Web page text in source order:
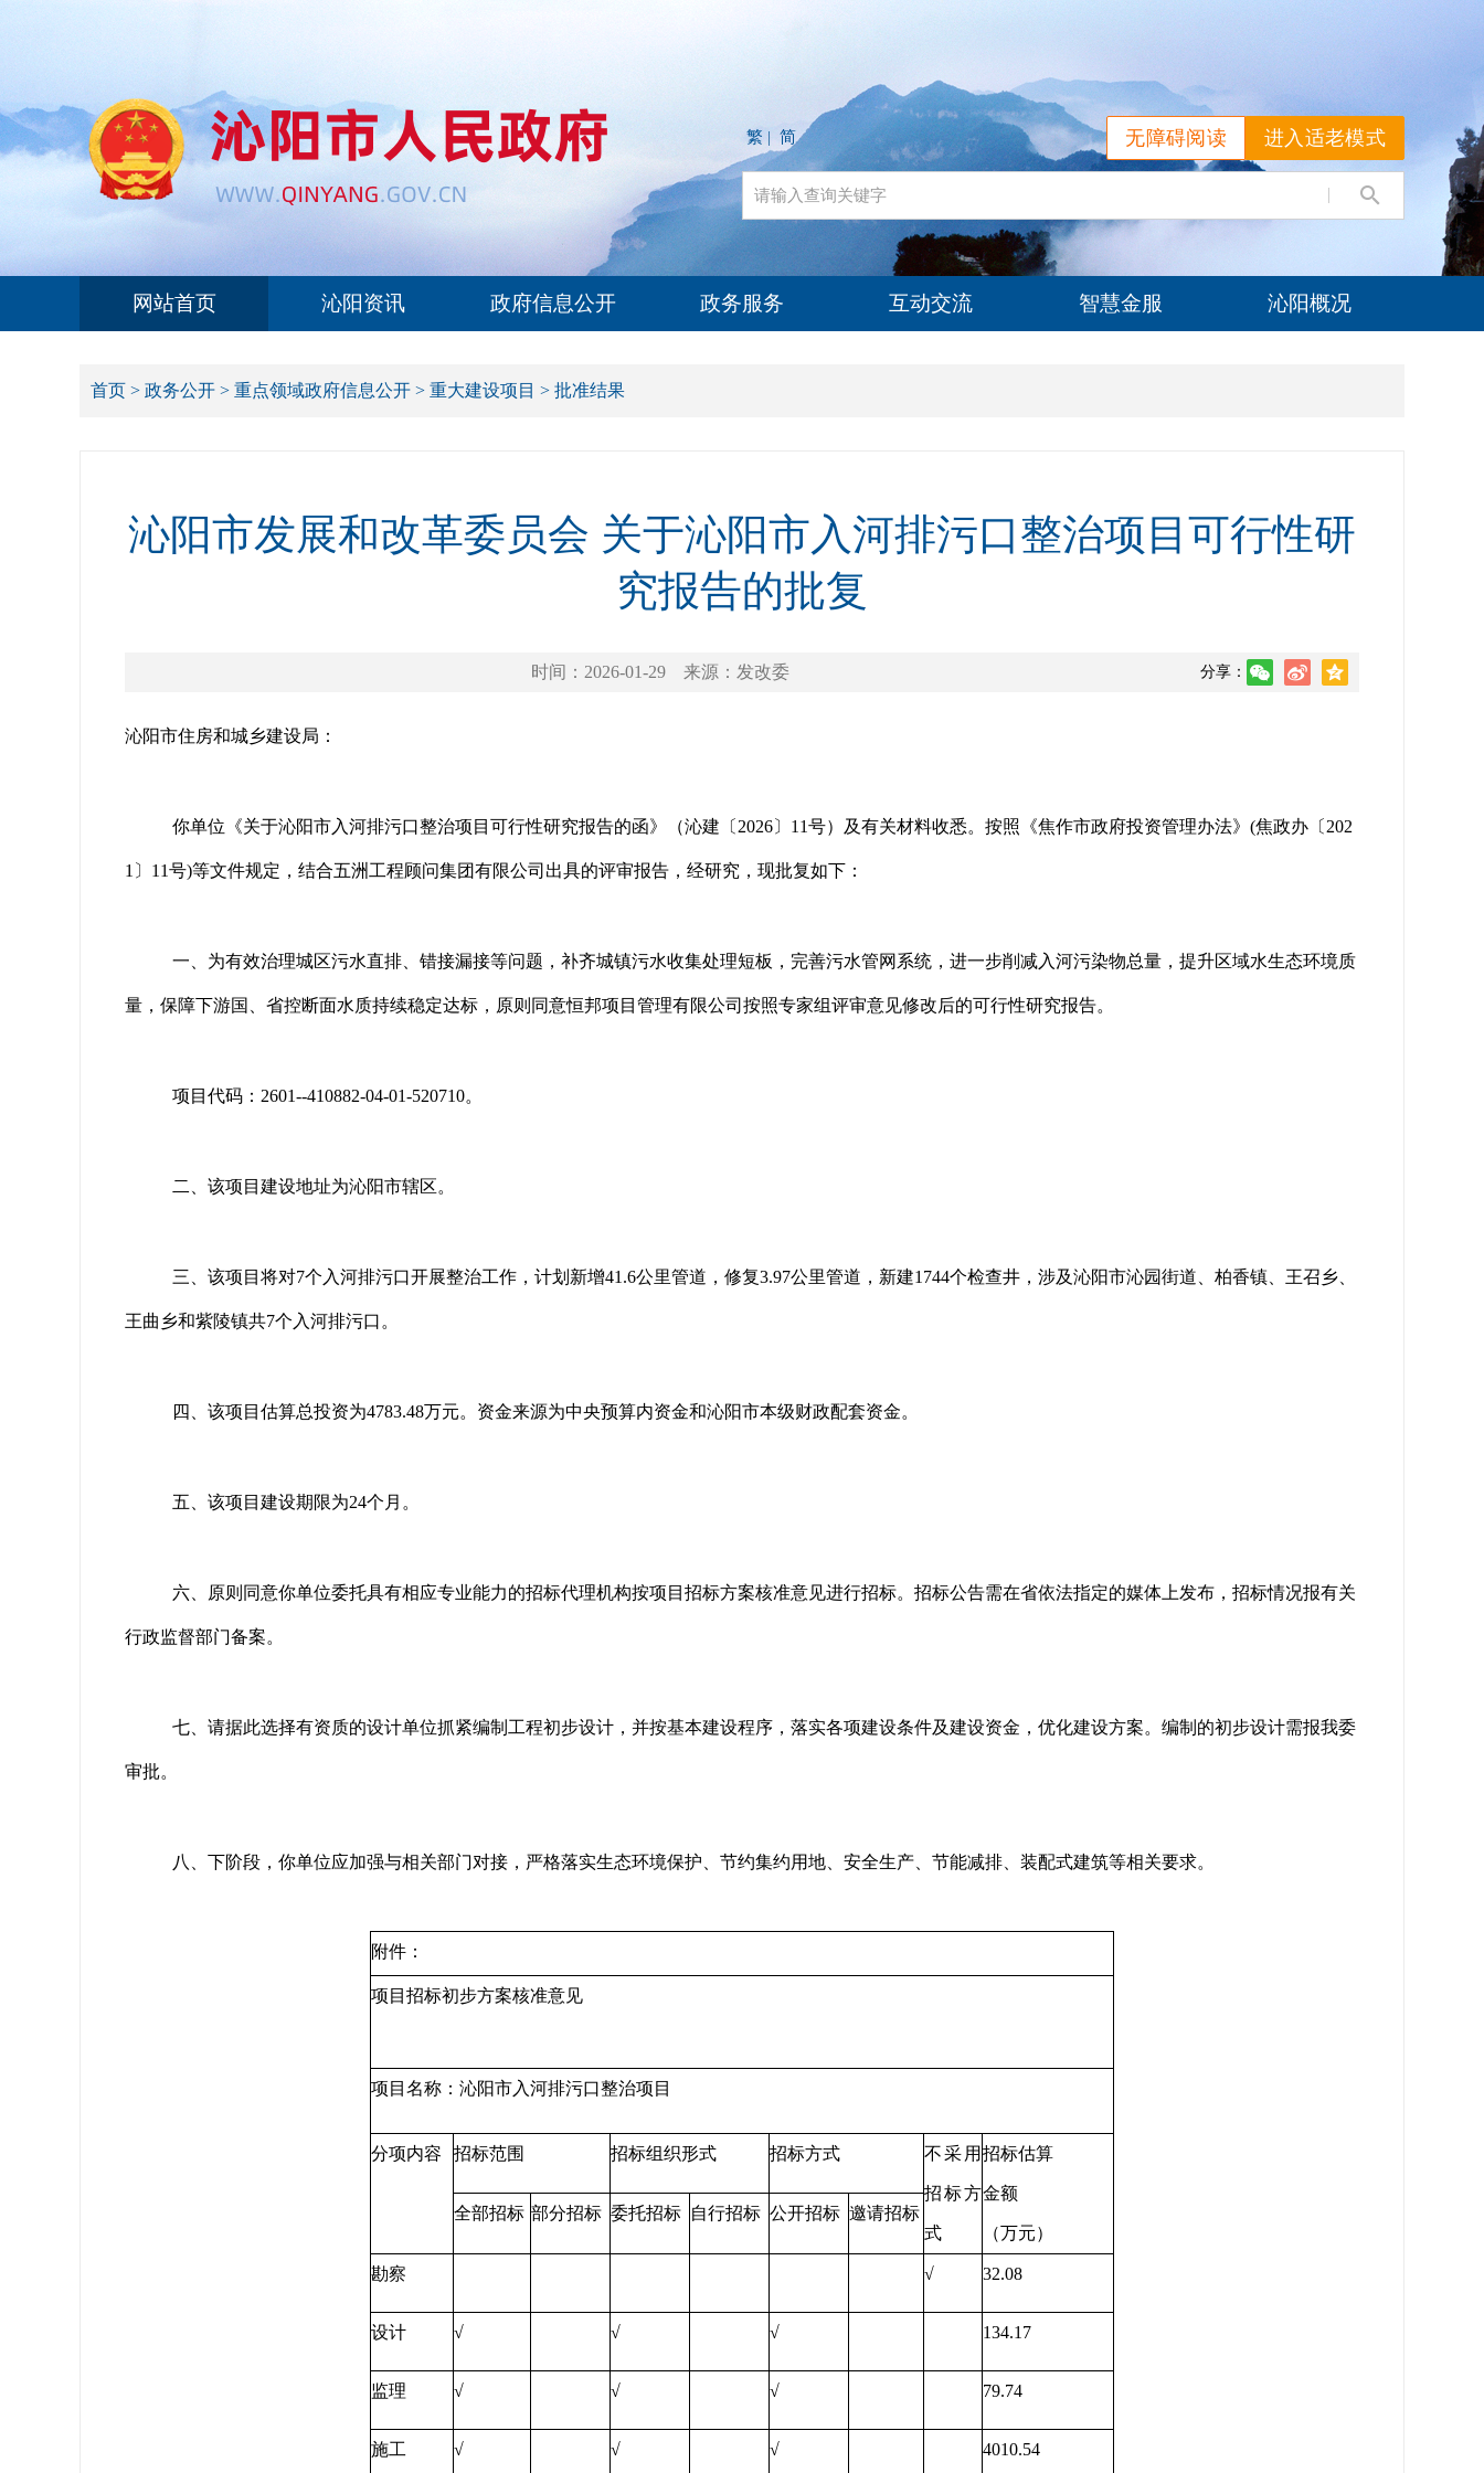
进入适老模式
无障碍阅读
繁 | 简
网站首页 沁阳资讯 政府信息公开 政务服务 互动交流 智慧金服 沁阳概况
首页 > 政务公开 > 重点领域政府信息公开 > 重大建设项目 > 批准结果
沁阳市发展和改革委员会 关于沁阳市入河排污口整治项目可行性研
究报告的批复
时间：2026-01-29 来源：发改委 分享：
沁阳市住房和城乡建设局：
你单位《关于沁阳市入河排污口整治项目可行性研究报告的函》（沁建〔2026〕11号）及有关材料收悉。按照《焦作市政府投资管理办法》(焦政办〔202
1〕11号)等文件规定，结合五洲工程顾问集团有限公司出具的评审报告，经研究，现批复如下：
一、为有效治理城区污水直排、错接漏接等问题，补齐城镇污水收集处理短板，完善污水管网系统，进一步削减入河污染物总量，提升区域水生态环境质
量，保障下游国、省控断面水质持续稳定达标，原则同意恒邦项目管理有限公司按照专家组评审意见修改后的可行性研究报告。
项目代码：2601--410882-04-01-520710。
二、该项目建设地址为沁阳市辖区。
三、该项目将对7个入河排污口开展整治工作，计划新增41.6公里管道，修复3.97公里管道，新建1744个检查井，涉及沁阳市沁园街道、柏香镇、王召乡、
王曲乡和紫陵镇共7个入河排污口。
四、该项目估算总投资为4783.48万元。资金来源为中央预算内资金和沁阳市本级财政配套资金。
五、该项目建设期限为24个月。
六、原则同意你单位委托具有相应专业能力的招标代理机构按项目招标方案核准意见进行招标。招标公告需在省依法指定的媒体上发布，招标情况报有关
行政监督部门备案。
七、请据此选择有资质的设计单位抓紧编制工程初步设计，并按基本建设程序，落实各项建设条件及建设资金，优化建设方案。编制的初步设计需报我委
审批。
八、下阶段，你单位应加强与相关部门对接，严格落实生态环境保护、节约集约用地、安全生产、节能减排、装配式建筑等相关要求。
附件：
项目招标初步方案核准意见
项目名称：沁阳市入河排污口整治项目
分项内容 招标范围 招标组织形式 招标方式 不采用
招标方
式
招标估算
金额
（万元）
全部招标 部分招标 委托招标 自行招标 公开招标 邀请招标
勘察 √ 32.08
设计 √ √ √ 134.17
监理 √ √ √ 79.74
施工 √ √ √ 4010.54